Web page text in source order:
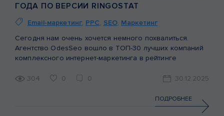
ГОДА ПО ВЕРСИИ RINGOSTAT
Email-маркетинг, PPC, SEO, Маркетинг
Сегодня нам очень хочется немного похвалиться.
Агентство OdesSeo вошло в ТОП-30 лучших компаний
комплексного интернет-маркетинга в рейтинге
Ringostat — это платформа сквозной аналитики и
звонков пришло с рекламы, какой процент из них стал
сделкой. Сотни коллег по рынку и клиентов отдавали
304 0 0 30.12.2025
ПОДРОБНЕЕ